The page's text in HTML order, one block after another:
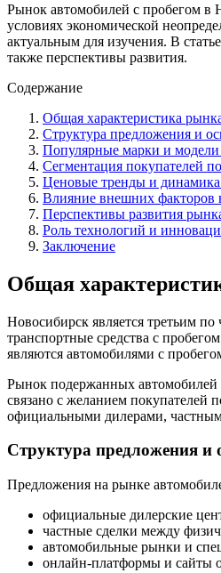
Рынок автомобилей с пробегом в
условиях экономической
актуальным для изучения. В
также перспективы развития.
Содержание
Общая характеристика
Структура предложения и
Популярные марки и
Сегментация покупателей
Ценовые тренды и
Влияние внешних
Перспективы развития
Роль технологий и
Заключение
Общая
Новосибирск является третьим
транспортные средства с
являются автомобилями с
Рынок подержанных автомобилей
связано с желанием покупателей
официальными дилерами,
Структура предложения
Предложения на рынке
официальные дилерские
частные сделки между
автомобильные рынки и
онлайн-платформы и сайты